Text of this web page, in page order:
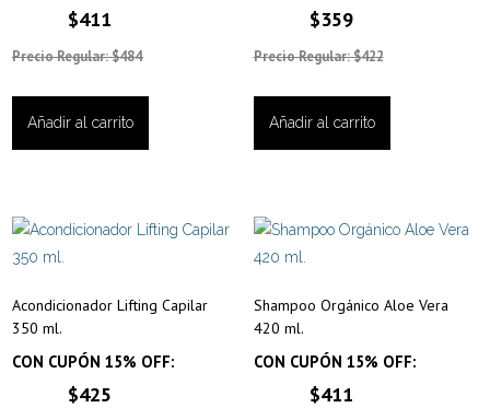
$411
Precio Regular: $484
Añadir al carrito
$359
Precio Regular: $422
Añadir al carrito
Acondicionador Lifting Capilar
350 ml.
CON CUPÓN 15% OFF:
$425
Shampoo Orgánico Aloe Vera
420 ml.
CON CUPÓN 15% OFF:
$411